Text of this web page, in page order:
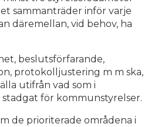
sammanträder inför varje
däremellan, vid behov, ha
beslutsförfarande,
protokolljustering m m ska,
utifrån vad som i
för kommunstyrelser.
de prioriterade områdena i